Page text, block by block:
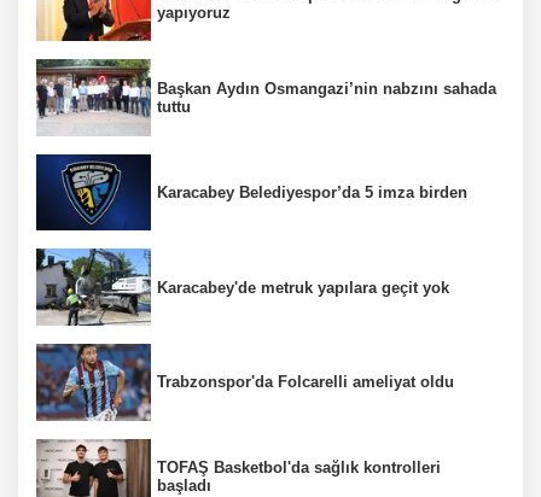
yapıyoruz
Başkan Aydın Osmangazi’nin nabzını sahada
tuttu
Karacabey Belediyespor’da 5 imza birden
Karacabey'de metruk yapılara geçit yok
Trabzonspor'da Folcarelli ameliyat oldu
TOFAŞ Basketbol'da sağlık kontrolleri
başladı